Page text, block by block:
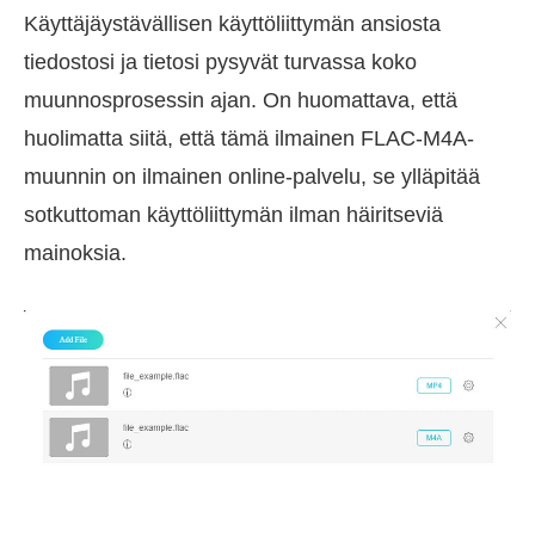
Käyttäjäystävällisen käyttöliittymän ansiosta
tiedostosi ja tietosi pysyvät turvassa koko
muunnosprosessin ajan. On huomattava, että
huolimatta siitä, että tämä ilmainen FLAC-M4A-
muunnin on ilmainen online-palvelu, se ylläpitää
sotkuttoman käyttöliittymän ilman häiritseviä
mainoksia.